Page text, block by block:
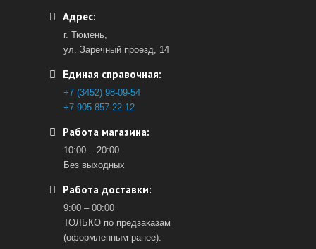
Адрес:
г. Тюмень,
ул. Заречный проезд, 14
Единая справочная:
+7 (3452) 98-09-54
+7 905 857-22-12
Работа магазина:
10:00 – 20:00
Без выходных
Работа доставки:
9:00 – 00:00
ТОЛЬКО по предзаказам
(оформленным ранее).